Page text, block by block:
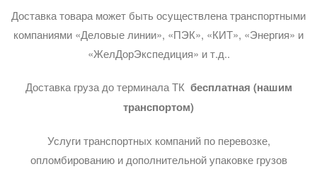
Доставка товара может быть осуществлена транспортными
компаниями «Деловые линии», «ПЭК», «КИТ», «Энергия» и
«ЖелДорЭкспедиция» и т.д..
Доставка груза до терминала ТК бесплатная (нашим
транспортом)
Услуги транспортных компаний по перевозке,
опломбированию и дополнительной упаковке грузов